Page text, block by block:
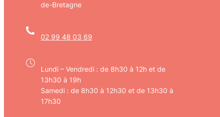
de-Bretagne
02 99 48 03 69
Lundi – Vendredi : de 8h30 à 12h et de
13h30 à 19h
Samedi : de 8h30 à 12h30 et de 13h30 à
17h30